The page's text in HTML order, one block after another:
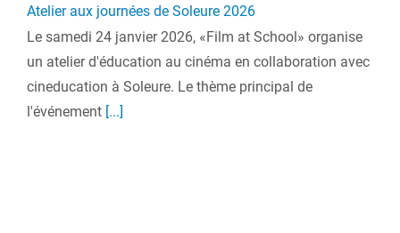
Atelier aux journées de Soleure 2026
Le samedi 24 janvier 2026, «Film at School» organise
un atelier d'éducation au cinéma en collaboration avec
cineducation à Soleure. Le thème principal de
l'événement [...]